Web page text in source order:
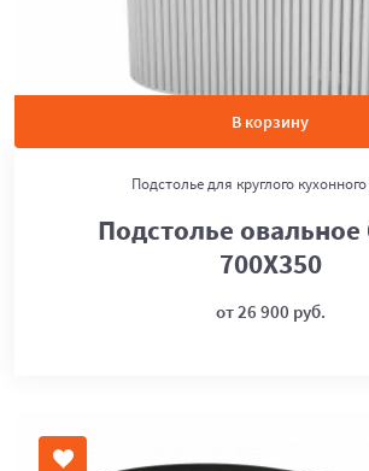
В корзину
Подстолье для круглого
Подстолье овальное
700Х350
от 26 900 руб.